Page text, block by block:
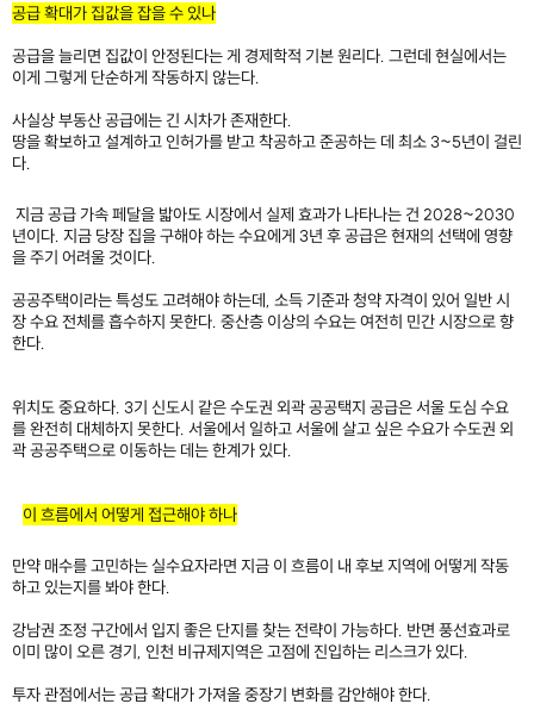
공급 확대가 집값을 잡을 수 있나
공급을 늘리면 집값이 안정된다는 게 경제학적 기본 원리다. 그런데 현실에서는
이게 그렇게 단순하게 작동하지 않는다.
사실상 부동산 공급에는 긴 시차가 존재한다.
땅을 확보하고 설계하고 인허가를 받고 착공하고 준공하는 데 최소 3~5년이 걸린
다.
지금 공급 가속 페달을 밟아도 시장에서 실제 효과가 나타나는 건 2028~2030
년이다. 지금 당장 집을 구해야 하는 수요에게 3년 후 공급은 현재의 선택에 영향
을 주기 어려울 것이다.
공공주택이라는 특성도 고려해야 하는데, 소득 기준과 청약 자격이 있어 일반 시
장 수요 전체를 흡수하지 못한다. 중산층 이상의 수요는 여전히 민간 시장으로 향
한다.
위치도 중요하다. 3기 신도시 같은 수도권 외곽 공공택지 공급은 서울 도심 수요
를 완전히 대체하지 못한다. 서울에서 일하고 서울에 살고 싶은 수요가 수도권 외
곽 공공주택으로 이동하는 데는 한계가 있다.
이 흐름에서 어떻게 접근해야 하나
만약 매수를 고민하는 실수요자라면 지금 이 흐름이 내 후보 지역에 어떻게 작동
하고 있는지를 봐야 한다.
강남권 조정 구간에서 입지 좋은 단지를 찾는 전략이 가능하다. 반면 풍선효과로
이미 많이 오른 경기, 인천 비규제지역은 고점에 진입하는 리스크가 있다.
투자 관점에서는 공급 확대가 가져올 중장기 변화를 감안해야 한다.